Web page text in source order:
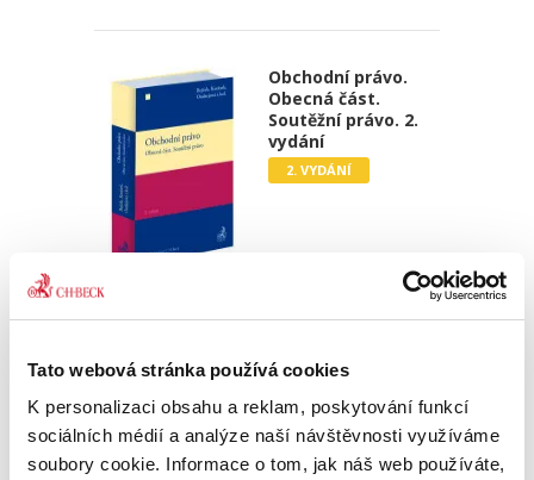
Tato webová stránka používá cookies
K personalizaci obsahu a reklam, poskytování funkcí
sociálních médií a analýze naší návštěvnosti využíváme
soubory cookie. Informace o tom, jak náš web používáte,
Obchodní právo.
Obecná část.
Soutěžní právo. 2.
vydání
2. VYDÁNÍ
Josef Bejček a kol.
Obecná část. Soutěžní právo“ pokračuje v
pragmatickém a nedogmatickém pojetí
obchodního práva. Do výkladu jsou zahrnuty i